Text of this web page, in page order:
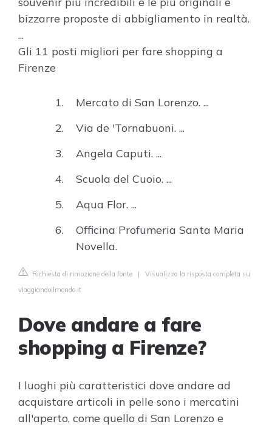
bizzarre proposte di abbigliamento in realtà.
...
Gli 11 posti migliori per fare shopping a
Firenze
Mercato di San Lorenzo. ...
Via de 'Tornabuoni. ...
Angela Caputi. ...
Scuola del Cuoio. ...
Aqua Flor. ...
Officina Profumeria Santa Maria
Novella.
Richiesta di rimozione della fonte | Visualizza la risposta completa su
viaggiandoilmondo.it
Dove andare a fare
shopping a Firenze?
I luoghi più caratteristici dove andare ad
acquistare articoli in pelle sono i mercatini
all'aperto, come quello di San Lorenzo e